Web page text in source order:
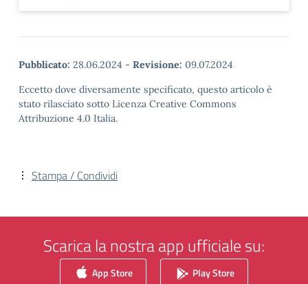
Pubblicato: 28.06.2024 - Revisione: 09.07.2024
Eccetto dove diversamente specificato, questo articolo è
stato rilasciato sotto Licenza Creative Commons
Attribuzione 4.0 Italia.
Stampa / Condividi
Scarica la nostra app ufficiale su:
App Store Play Store